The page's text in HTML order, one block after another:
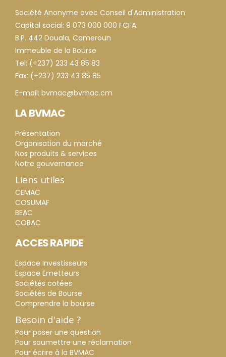
Société Anonyme avec Conseil d'Administration
Capital social: 9 073 000 000 FCFA
B.P. 442 Douala, Cameroun
Immeuble de la Bourse
Tel: (+237) 233 43 85 83
Fax: (+237) 233 43 85 85
E-mail: bvmac@bvmac.cm
LA BVMAC
Présentation
Organisation du marché
Nos produits & services
Notre gouvernance
Liens utiles
CEMAC
COSUMAF
BEAC
COBAC
ACCES RAPIDE
Espace Investisseurs
Espace Emetteurs
Sociétés cotées
Sociétés de Bourse
Comprendre la bourse
Besoin d'aide ?
Pour poser une question
Pour soumettre une réclamation
Pour écrire à la BVMAC